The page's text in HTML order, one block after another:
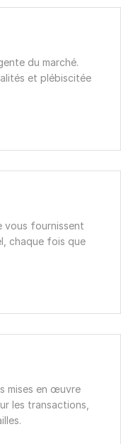
du marché.
et plébiscitée
vous fournissent
chaque fois que
mises en œuvre
les transactions,